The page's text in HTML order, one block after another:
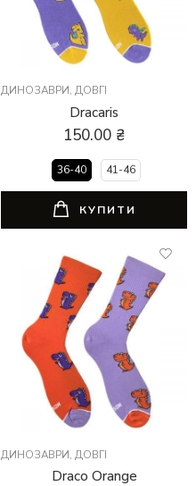
ДИНОЗАВРИ, ДОВГІ
Dracaris
150.00 ₴
36-40 41-46
КУПИТИ
ДИНОЗАВРИ, ДОВГІ
Draco Orange